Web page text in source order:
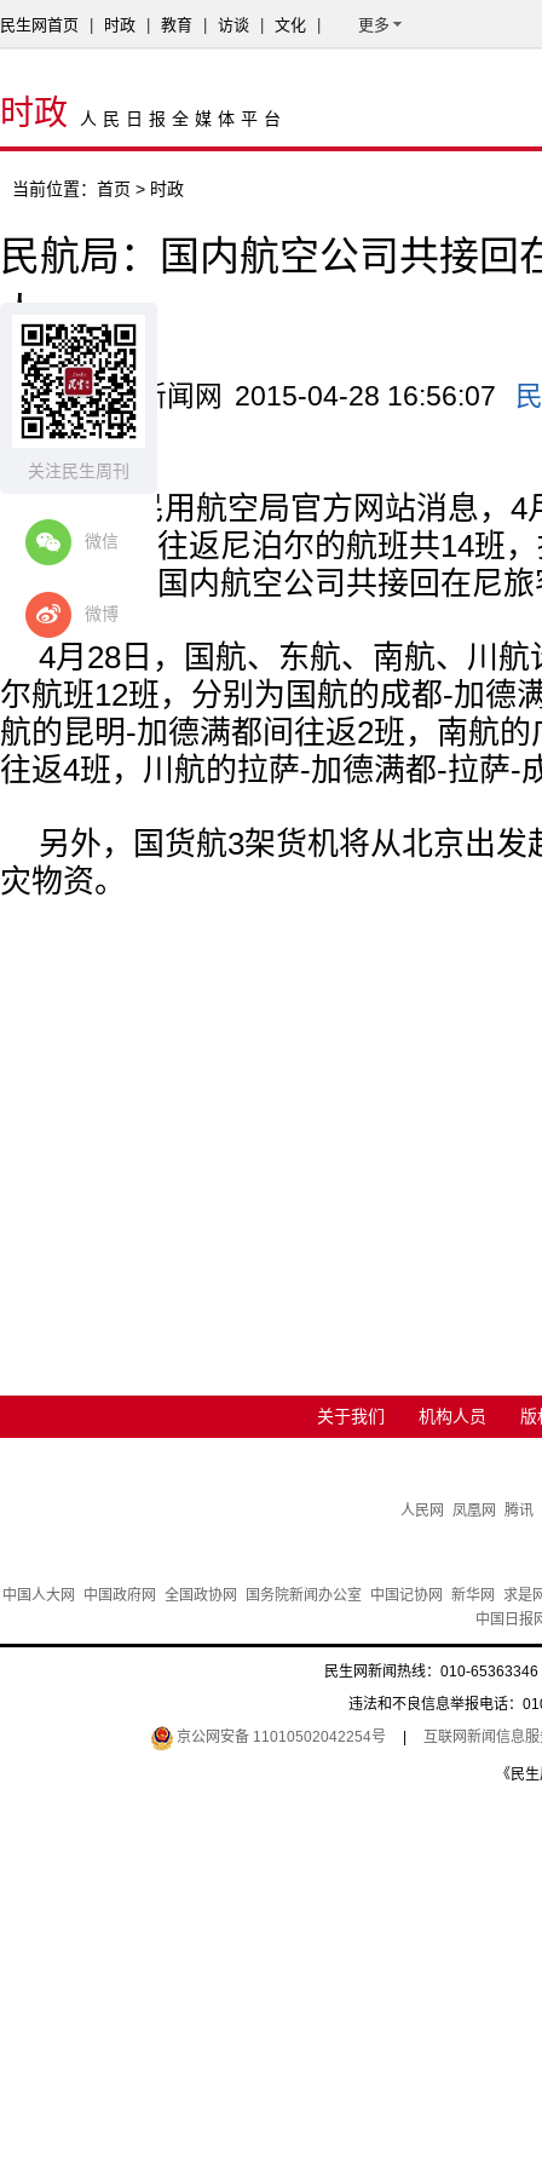
关注民生周刊
微信
微博
民生网首页 时政 教育 访谈 文化 更多
时政 人民日报全媒体平台
当前位置： 首页 > 时政
民航局：国内航空公司共接回
人
来源：中国新闻网 2015-04-28 16:56:07
客
据中国民用航空局官方网站消息，
公司已执行往返尼泊尔的航班共14班
截至目前，国内航空公司共接回在尼
4月28日，国航、东航、南航、川
尔航班12班，分别为国航的成都-加德
航的昆明-加德满都间往返2班，南航
往返4班，川航的拉萨-加德满都-拉萨-
另外，国货航3架货机将从北京出发
灾物资。
关于我们 机构人员 版
人民网 凤凰网 腾讯
中国人大网 中国政府网 全国政协网 国务院新闻办公室 中国记协网 新华网
求是
中国日报
民生网新闻热线：010-
违法和不良信息举报电话：
京公网安备 11010502042254号
互联网新闻信息
《民